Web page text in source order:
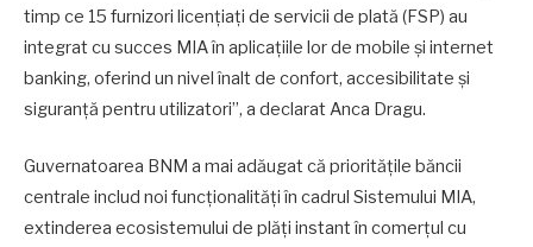
timp ce 15 furnizori licențiați de servicii de plată (FSP) au
integrat cu succes MIA în aplicațiile lor de mobile și internet
banking, oferind un nivel înalt de confort, accesibilitate și
siguranță pentru utilizatori”, a declarat Anca Dragu.
Guvernatoarea BNM a mai adăugat că prioritățile băncii
centrale includ noi funcționalități în cadrul Sistemului MIA,
extinderea ecosistemului de plăți instant în comerțul cu